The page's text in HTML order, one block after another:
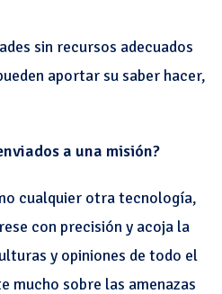
sin recursos adecuados
aportar su saber hacer,
a una misión?
cualquier otra tecnología,
con precisión y acoja la
y opiniones de todo el
mucho sobre las amenazas